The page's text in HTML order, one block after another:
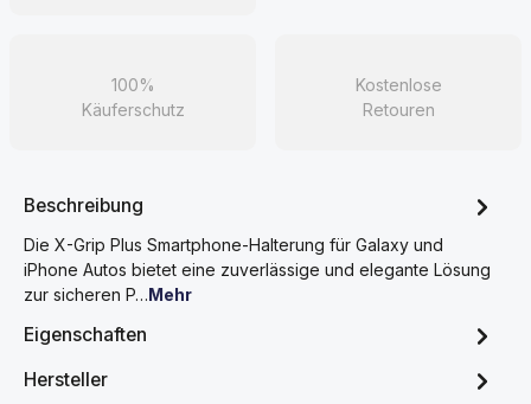
100%
Käuferschutz
Kostenlose
Retouren
Beschreibung
Die X-Grip Plus Smartphone-Halterung für Galaxy und
iPhone Autos bietet eine zuverlässige und elegante Lösung
zur sicheren P…Mehr
Eigenschaften
Hersteller